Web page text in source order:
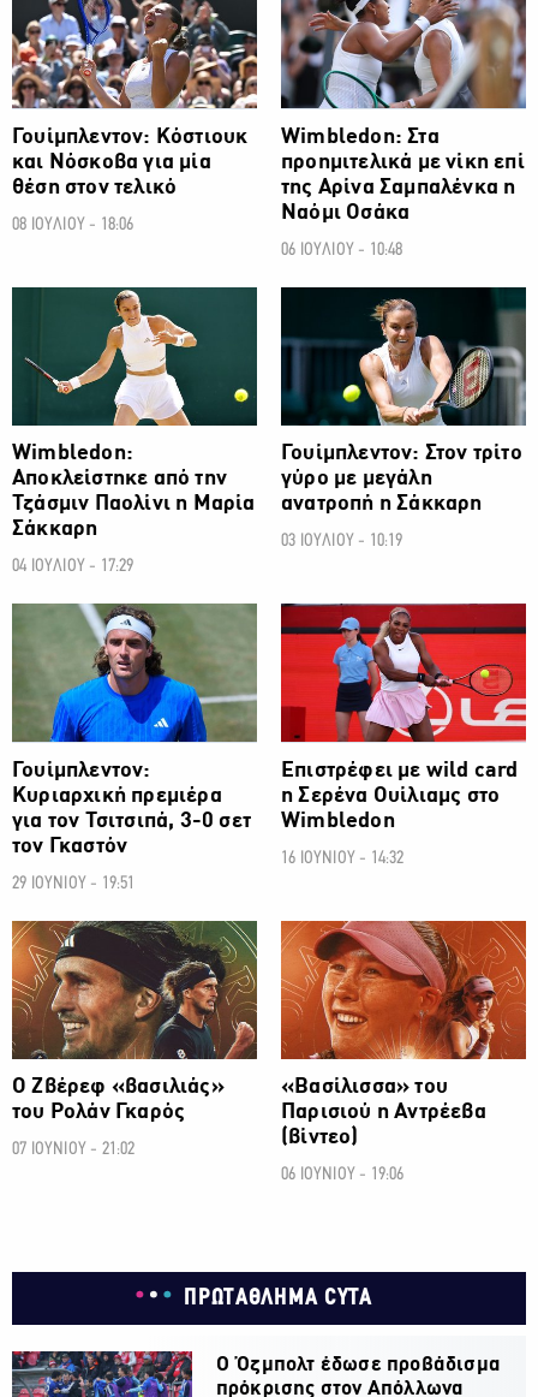
Γουίμπλεντον: Κόστιουκ
και Νόσκοβα για μία
θέση στον τελικό
08 ΙΟΥΛΙΟΥ - 18:06
Wimbledon: Στα
προημιτελικά με νίκη επί
της Αρίνα Σαμπαλένκα η
Ναόμι Οσάκα
06 ΙΟΥΛΙΟΥ - 10:48
Wimbledon:
Αποκλείστηκε από την
Τζάσμιν Παολίνι η Μαρία
Σάκκαρη
04 ΙΟΥΛΙΟΥ - 17:29
Γουίμπλεντον: Στον τρίτο
γύρο με μεγάλη
ανατροπή η Σάκκαρη
03 ΙΟΥΛΙΟΥ - 10:19
ΑΛΛΑ ΣΠΟΡ
Γουίμπλεντον:
Κυριαρχική πρεμιέρα
για τον Τσιτσιπά, 3-0 σετ
τον Γκαστόν
29 ΙΟΥΝΙΟΥ - 19:51
Επιστρέφει με wild card
η Σερένα Ουίλιαμς στο
Wimbledon
16 ΙΟΥΝΙΟΥ - 14:32
ΑΛΛΑ ΣΠΟΡ
Ο Ζβέρεφ «βασιλιάς»
του Ρολάν Γκαρός
07 ΙΟΥΝΙΟΥ - 21:02
ΑΛΛΑ ΣΠΟΡ
«Βασίλισσα» του
Παρισιού η Αντρέεβα
(βίντεο)
06 ΙΟΥΝΙΟΥ - 19:06
ΠΡΩΤΑΘΛΗΜΑ CYTA
Ο Όζμπολτ έδωσε προβάδισμα
πρόκρισης στον Απόλλωνα